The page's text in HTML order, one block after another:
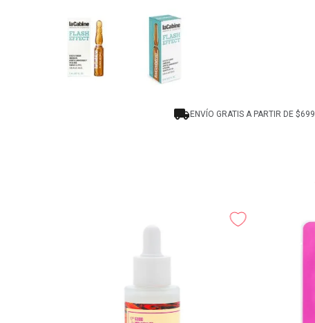
ENVÍO GRATIS A PARTIR DE $699